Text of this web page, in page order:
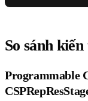
So sánh
Programmable